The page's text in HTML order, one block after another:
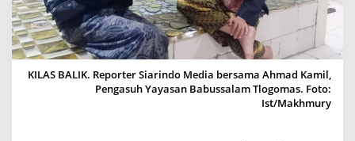
D
I
R
N
Y
A
KILAS BALIK. Reporter Siarindo Media bersama Ahmad Kamil,
Pengasuh Yayasan Babussalam Tlogomas. Foto:
Ist/Makhmury